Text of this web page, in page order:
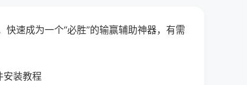
速成为一个“必胜”的输赢辅助神器，有需
装教程